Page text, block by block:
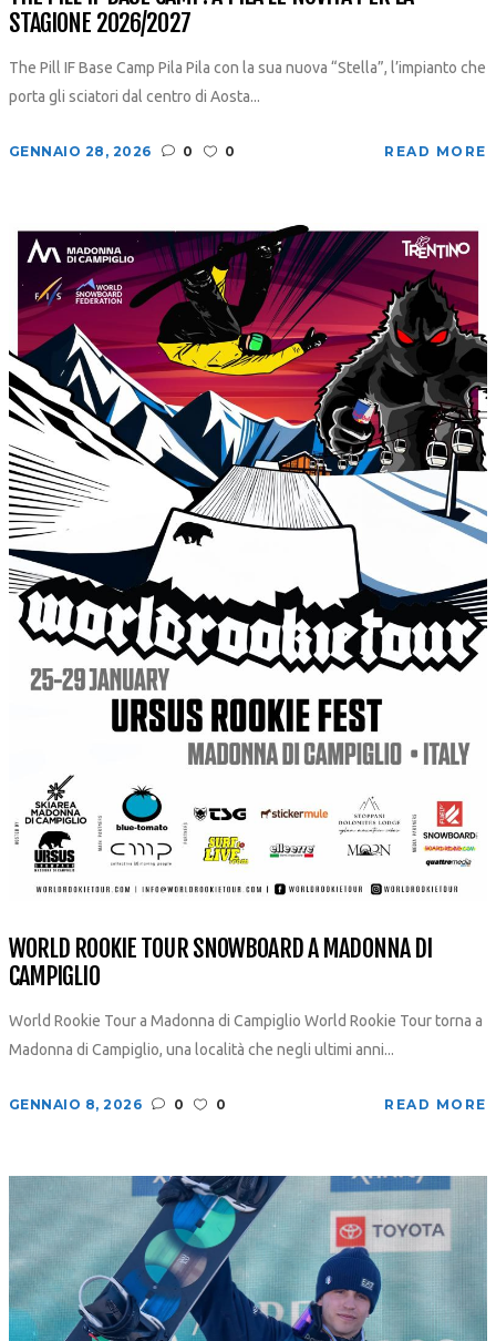
STAGIONE 2026/2027
The Pill IF Base Camp Pila Pila con la sua nuova “Stella”, l’impianto che
porta gli sciatori dal centro di Aosta...
GENNAIO 28, 2026 0 0 READ MORE
WORLD ROOKIE TOUR SNOWBOARD A MADONNA DI
CAMPIGLIO
World Rookie Tour a Madonna di Campiglio World Rookie Tour torna a
Madonna di Campiglio, una località che negli ultimi anni...
GENNAIO 8, 2026 0 0 READ MORE